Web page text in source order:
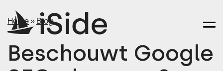
Home»Blog
Beschouwt Google